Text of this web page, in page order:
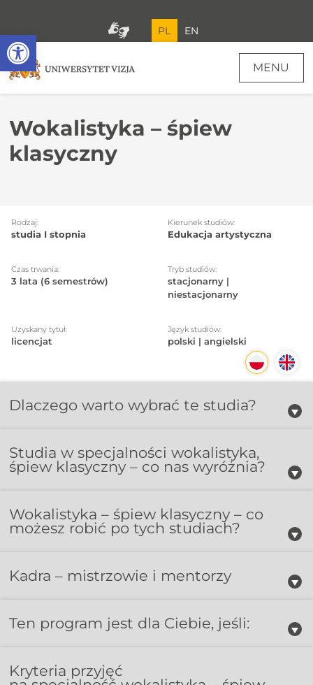
Open toolbar PL EN
MENU
Wokalistyka – śpiew
klasyczny
Rodzaj:
studia I stopnia
Kierunek studiów:
Edukacja artystyczna
Czas trwania:
3 lata (6 semestrów)
Tryb studiów:
stacjonarny |
niestacjonarny
Uzyskany tytuł:
licencjat
Język studiów:
polski | angielski
Dlaczego warto wybrać te studia?
Studia w specjalności wokalistyka,
śpiew klasyczny – co nas wyróżnia?
Wokalistyka – śpiew klasyczny – co
możesz robić po tych studiach?
Kadra – mistrzowie i mentorzy
Ten program jest dla Ciebie, jeśli:
Kryteria przyjęć